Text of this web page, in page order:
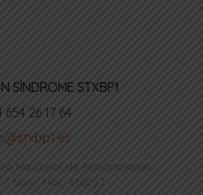
SÍNDROME STXBP1
654 26 17 64‬
Nacional de Asociaciones:
/ Núm. Nac. 612052